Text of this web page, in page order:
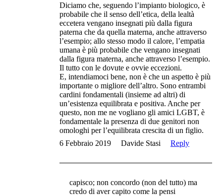
Diciamo che, seguendo l’impianto biologico, è
probabile che il senso dell’etica, della lealtà
eccetera vengano insegnati più dalla figura
paterna che da quella materna, anche attraverso
l’esempio; allo stesso modo il calore, l’empatia
umana è più probabile che vengano insegnati
dalla figura materna, anche attraverso l’esempio.
Il tutto con le dovute e ovvie eccezioni.
E, intendiamoci bene, non è che un aspetto è più
importante o migliore dell’altro. Sono entrambi
cardini fondamentali (insieme ad altri) di
un’esistenza equilibrata e positiva. Anche per
questo, non me ne vogliano gli amici LGBT, è
fondamentale la presenza di due genitori non
omologhi per l’equilibrata crescita di un figlio.
6 Febbraio 2019
Davide Stasi Reply
capisco; non concordo (non del tutto) ma
credo di aver capito come la pensi